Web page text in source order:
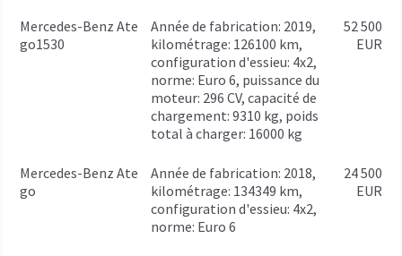
Mercedes-Benz Ate
go1530
année de fabrication: 2019,
kilométrage: 126100 km,
configuration d'essieu: 4x2,
norme: Euro 6, puissance du
moteur: 296 CV, capacité de
chargement: 9310 kg, poids
total à charger: 16000 kg
52 500
EUR
Mercedes-Benz Ate
go
année de fabrication: 2018,
kilométrage: 134349 km,
configuration d'essieu: 4x2,
norme: Euro 6
24 500
EUR